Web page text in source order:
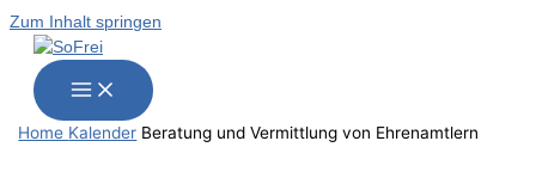
Zum Inhalt springen
Home Kalender Bera­tung und Ver­mitt­lung von Ehrenamtlern